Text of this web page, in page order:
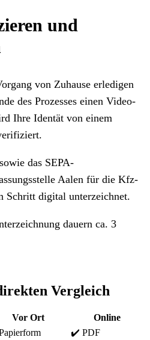
und
von Zuhause erledigen
des Prozesses einen Video-
Ihre Identät von einem
das SEPA-
Aalen für die Kfz-
Schritt digital unterzeichnet.
dauern ca. 3
Vergleich
Vor Ort
Online
✔️ PDF